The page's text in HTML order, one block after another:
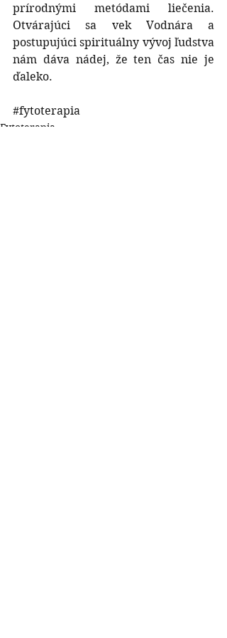
prírodnými metódami liečenia.
Otvárajúci sa vek Vodnára a
postupujúci spirituálny vývoj ľudstva
nám dáva nádej, že ten čas nie je
ďaleko.
#fytoterapia
Fytoterapia